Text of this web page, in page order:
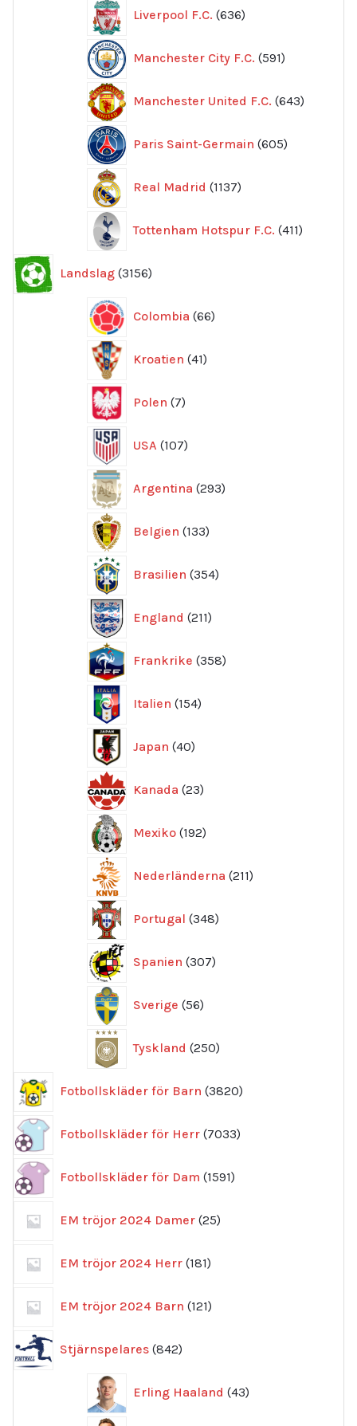
Liverpool F.C. 636
produkter
Manchester City F.C. 591
produkter
Manchester United F.C. 643
Paris Saint-Germain 605
produkter
Real Madrid 1137
produkter
Tottenham Hotspur F.C. 411
produkter
Landslag 3156
produkter
Colombia 66
produkter
Kroatien 41
produkter
Polen 7
produkter
USA 107
produkter
Argentina 293
produkter
Belgien 133
produkter
Brasilien 354
produkter
England 211
produkter
Frankrike 358
produkter
Italien 154
produkter
Japan 40
produkter
Kanada 23
produkter
Mexiko 192
produkter
Nederländerna 211
produkter
Portugal 348
produkter
Spanien 307
produkter
Sverige 56
produkter
Tyskland 250
produkter
Fotbollskläder för Barn 3820
produkter
Fotbollskläder för Herr 7033
produkter
Fotbollskläder för Dam 1591
produkter
EM tröjor 2024 Damer 25
produkter
EM tröjor 2024 Herr 181
produkter
EM tröjor 2024 Barn 121
produkter
Stjärnspelares 842
produkter
Erling Haaland 43
produkter